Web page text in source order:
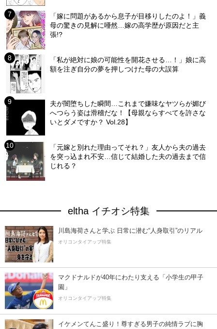
「嫁に問題があるから息子が目移りしたのよ！」義
母の驚きの見解に唖然…嫁の高学歴が原因だと主
張!?
「私が絶対に娘の可能性を開花させる…！」娘に高
額を注ぎ自分の夢を押しつけた母の大誤算
夫が闇堕ちした瞬間…これまで嫌味なヤツらが媚び
へつらう姿は滑稽だな！【母親ならすべてを許さな
いとダメですか？ Vol.28】
「元嫁と別れた理由ってそれ？」友人から夫の過去
を突っ込まれ不安…信じて結婚した夫の過去まで信
じれる？
eltha イチオシ特集
川島海荷さんと学ぶ 日常に潜む“人身取引”のリアル
オリコンタイアップ特集
マクドナルドが40年にわたり支える「小学生の甲子
園」
オリコンタイアップ特集
イケメンてんこ盛り！尊すぎる男子の純情ラブに胸